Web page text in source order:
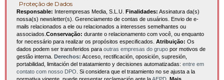
Proteção de Dados
Responsable: Interempresas Media, S.L.U. Finalidades: Assinatura da(s)
nossa(s) newsletter(s). Gerenciamento de contas de usuários. Envio de e-
mails relacionados a ele ou relacionados a interesses semelhantes ou
associados. Conservação: durante o relacionamento com você, ou enquanto
for necessário para realizar os propósitos especificados. Atribuição: Os
dados podem ser transferidos para outras empresas do grupo por motivos de
gestão interna. Derechos: Acceso, rectificación, oposición, supresión,
portabilidad, limitación del tratatamiento y decisiones automatizadas: entre em
contato com nosso DPO . Si considera que el tratamiento no se ajusta a la